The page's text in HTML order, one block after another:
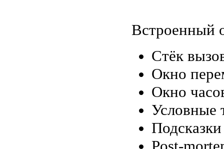
Встроенный
Стёк
Окно
Окно
Условные